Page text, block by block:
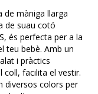
de màniga llarga
de suau cotó
és perfecta per a la
teu bebè. Amb un
i pràctics
coll, facilita el vestir.
diversos colors per